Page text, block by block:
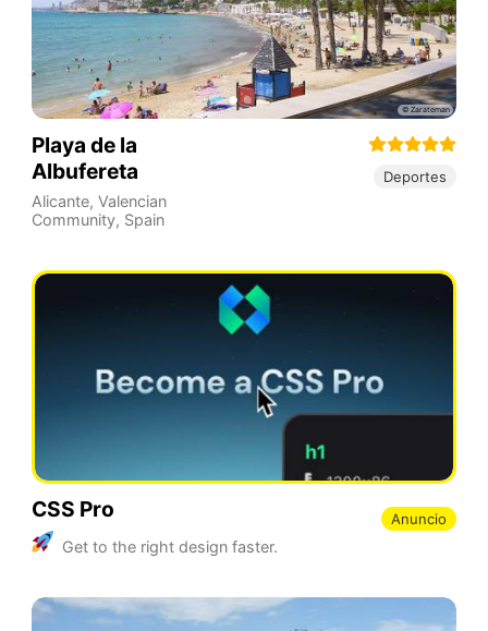
Playa de la
Albufereta
Alicante, Valencian
Community, Spain
Deportes
CSS Pro
Get to the right design faster.
Anuncio